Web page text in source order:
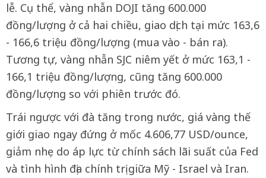
lễ. Cụ thể, vàng nhẫn DOJI tăng 600.000
đồng/lượng ở cả hai chiều, giao dịch tại mức 163,6
- 166,6 triệu đồng/lượng (mua vào - bán ra).
Tương tự, vàng nhẫn SJC niêm yết ở mức 163,1 -
166,1 triệu đồng/lượng, cũng tăng 600.000
đồng/lượng so với phiên trước đó.
Trái ngược với đà tăng trong nước, giá vàng thế
giới giao ngay đứng ở mốc 4.606,77 USD/ounce,
giảm nhẹ do áp lực từ chính sách lãi suất của Fed
và tình hình địa chính trị giữa Mỹ - Israel và Iran.